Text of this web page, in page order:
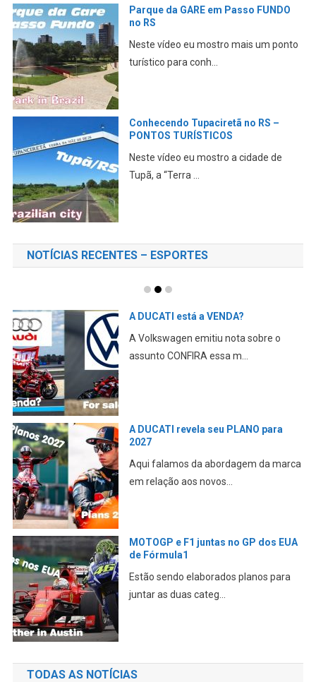
Parque da GARE em Passo FUNDO
no RS
Neste vídeo eu mostro mais um ponto
turístico para conh...
Conhecendo Tupaciretã no RS –
PONTOS TURÍSTICOS
Neste vídeo eu mostro a cidade de
Tupã, a “Terra ...
NOTÍCIAS RECENTES – ESPORTES
A DUCATI está a VENDA?
A Volkswagen emitiu nota sobre o
assunto CONFIRA essa m...
A DUCATI revela seu PLANO para
2027
Aqui falamos da abordagem da marca
em relação aos novos...
MOTOGP e F1 juntas no GP dos EUA
de Fórmula1
Estão sendo elaborados planos para
juntar as duas categ...
TODAS AS NOTÍCIAS